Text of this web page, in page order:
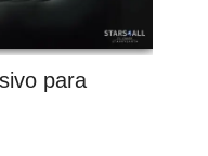
para